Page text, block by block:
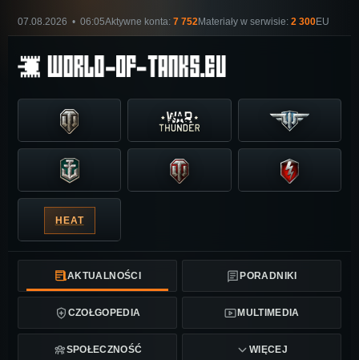
07.08.2026 • 06:05Aktywne konta: 7 752Materiały w serwisie: 2 300EU
HEAT
AKTUALNOŚCI PORADNIKI
CZOŁGOPEDIA MULTIMEDIA
SPOŁECZNOŚĆ WIĘCEJ